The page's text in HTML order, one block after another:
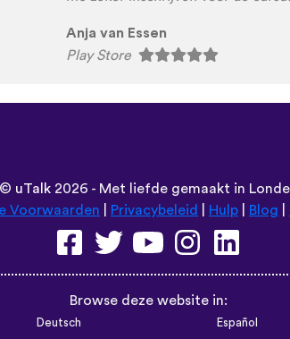
App Store
Voorwaarden |Privacybeleid|Hulp| Blog|
Browse deze website in:
Deutsch Español
Norsk Dansk